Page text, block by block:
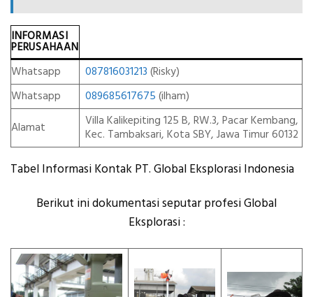
INFORMASI
PERUSAHAAN
Whatsapp
087816031213 (Risky)
Whatsapp
089685617675 (ilham)
Alamat
Villa Kalikepiting 125 B, RW.3, Pacar Kembang,
Kec. Tambaksari, Kota SBY, Jawa Timur 60132
Tabel Informasi Kontak PT. Global Eksplorasi Indonesia
Berikut ini dokumentasi seputar profesi Global
Eksplorasi :